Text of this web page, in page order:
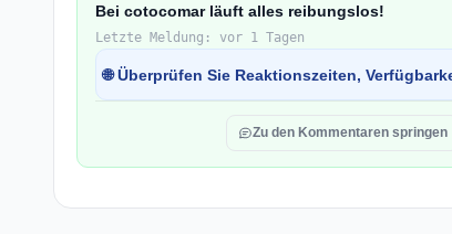
Bei cotocomar läuft alles reibungslos!
Letzte Meldung: vor 1 Tagen
🌐 Überprüfen Sie Reaktionszeiten,
Zu den Kommentaren springen